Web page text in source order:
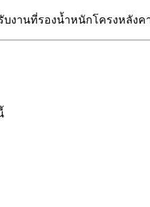
บงานที่รองน้ำหนักโครงหลังค